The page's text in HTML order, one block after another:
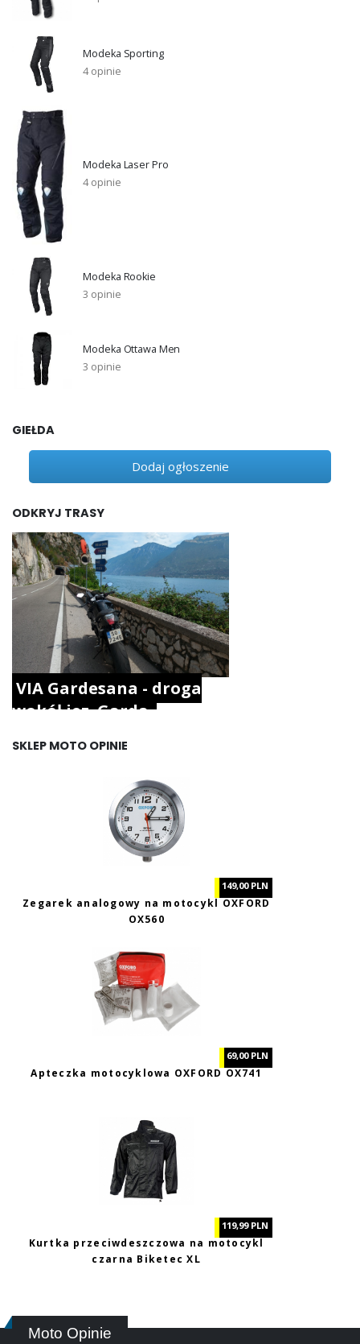
Modeka Sporting
4 opinie
Modeka Laser Pro
4 opinie
Modeka Rookie
3 opinie
Modeka Ottawa Men
3 opinie
GIEŁDA
Dodaj ogłoszenie
ODKRYJ TRASY
VIA Gardesana - droga
wokół jez. Garda.
SKLEP MOTO OPINIE
149,00 PLN
Zegarek analogowy na motocykl OXFORD
OX560
69,00 PLN
Apteczka motocyklowa OXFORD OX741
119,99 PLN
Kurtka przeciwdeszczowa na motocykl
czarna Biketec XL
Moto Opinie